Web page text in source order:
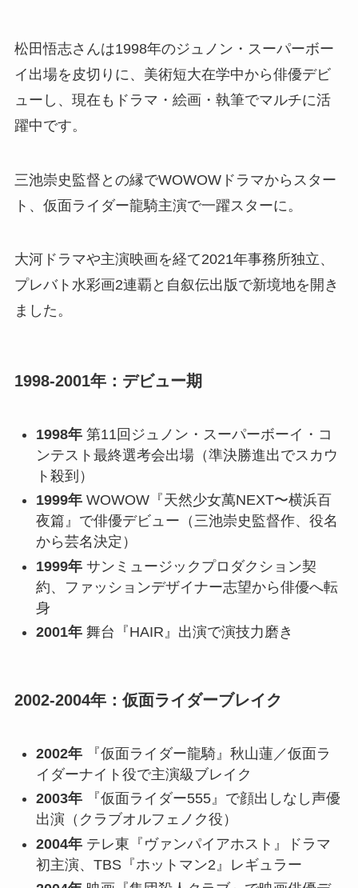
松田悟志さんは1998年のジュノン・スーパーボー
イ出場を皮切りに、美術短大在学中から俳優デビ
ューし、現在もドラマ・絵画・執筆でマルチに活
躍中です。
三池崇史監督との縁でWOWOWドラマからスター
ト、仮面ライダー龍騎主演で一躍スターに。
大河ドラマや主演映画を経て2021年事務所独立、
プレバト水彩画2連覇と自叙伝出版で新境地を開き
ました。
1998-2001年：デビュー期
1998年第11回ジュノン・スーパーボーイ・コ
ンテスト最終選考会出場（準決勝進出でスカウ
ト殺到）
1999年WOWOW『天然少女萬NEXT〜横浜百
夜篇』で俳優デビュー（三池崇史監督作、役名
から芸名決定）
1999年サンミュージックプロダクション契
約、ファッションデザイナー志望から俳優へ転
身
2001年舞台『HAIR』出演で演技力磨き
2002-2004年：仮面ライダーブレイク
2002年『仮面ライダー龍騎』秋山蓮／仮面ラ
イダーナイト役で主演級ブレイク
2003年『仮面ライダー555』で顔出しなし声優
出演（クラブオルフェノク役）
2004年テレ東『ヴァンパイアホスト』ドラマ
初主演、TBS『ホットマン2』レギュラー